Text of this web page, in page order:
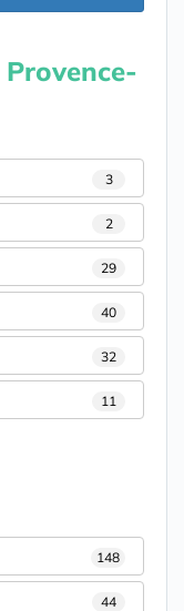
Provence-
3
2
29
40
32
11
148
44